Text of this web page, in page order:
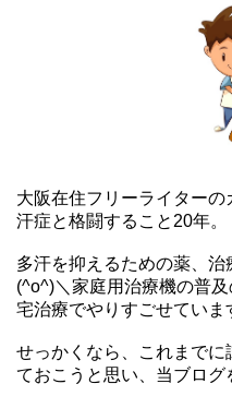
大阪在住フリーライター
汗症と格闘すること20年。
多汗を抑えるための薬、
(^o^)＼家庭用治療機の普
宅治療でやりすごせていま
せっかくなら、これまで
ておこうと思い、当ブログ